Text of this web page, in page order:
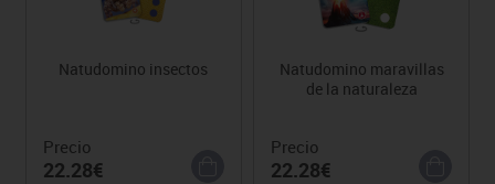
Natudomino insectos
Precio
22.28€
Natudomino maravillas
de la naturaleza
Precio
22.28€